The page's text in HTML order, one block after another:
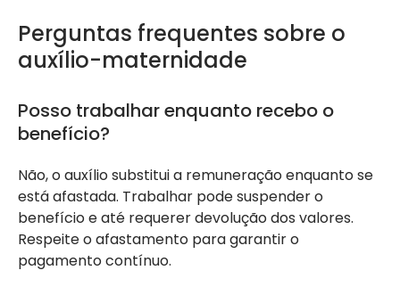
Perguntas frequentes sobre o
auxílio-maternidade
Posso trabalhar enquanto recebo o
benefício?
Não, o auxílio substitui a remuneração enquanto se
está afastada. Trabalhar pode suspender o
benefício e até requerer devolução dos valores.
Respeite o afastamento para garantir o
pagamento contínuo.